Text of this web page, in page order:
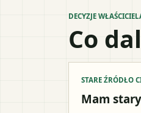
DECYZJE
Co
STARE ŹRÓDŁO
Mam